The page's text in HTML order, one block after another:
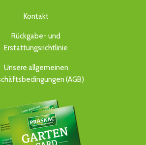
Kontakt
Rückgabe- und
Erstattungsrichtlinie
Unsere allgemeinen
(AGB)